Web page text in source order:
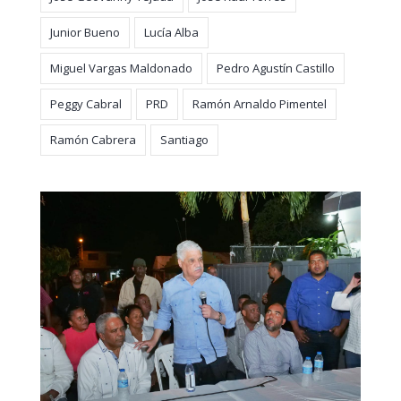
Junior Bueno Lucía Alba
Miguel Vargas Maldonado Pedro Agustín Castillo
Peggy Cabral PRD Ramón Arnaldo Pimentel
Ramón Cabrera Santiago